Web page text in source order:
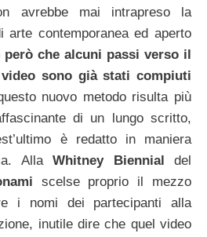
avrebbe mai intrapreso la
arte contemporanea ed aperto
però che alcuni passi verso il
sono già stati compiuti
nuovo metodo risulta più
di un lungo scritto,
è redatto in maniera
Alla Whitney Biennial del
scelse proprio il mezzo
i nomi dei partecipanti alla
inutile dire che quel video